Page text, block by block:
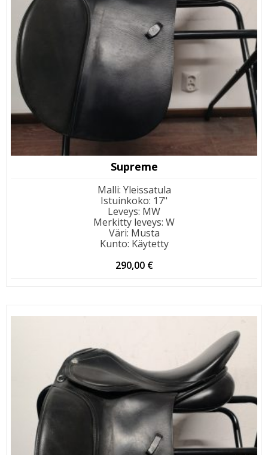
Supreme
Malli: Yleissatula
Istuinkoko: 17"
Leveys: MW
Merkitty leveys: W
Väri: Musta
Kunto: Käytetty
290,00 €